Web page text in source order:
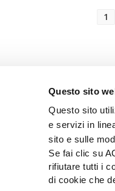
Questo sito
Questo sito
e servizi in
sito e sulle
Se fai clic su
rifiutare tutti i
di cookie che
1
AGRARIO Srl